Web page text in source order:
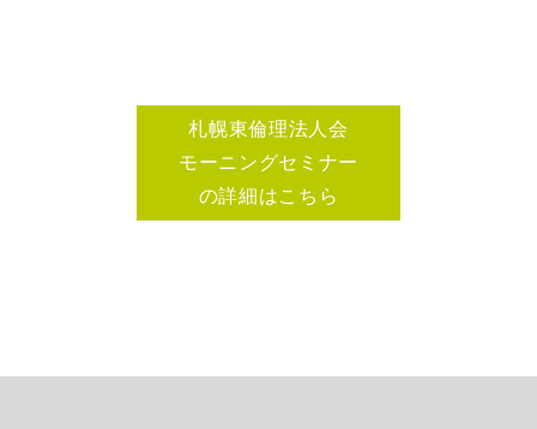
札幌東倫理法人会
モーニングセミナー
の詳細はこちら